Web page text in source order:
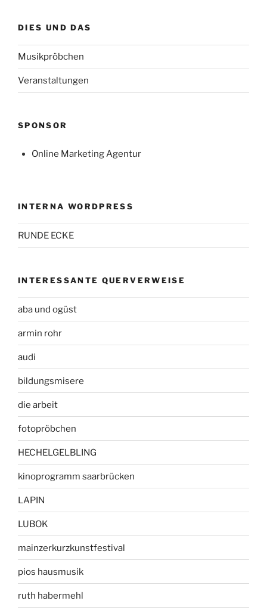
DIES UND DAS
Musikpröbchen
Veranstaltungen
SPONSOR
Online Marketing Agentur
INTERNA WORDPRESS
RUNDE ECKE
INTERESSANTE QUERVERWEISE
aba und ogüst
armin rohr
audi
bildungsmisere
die arbeit
fotopröbchen
HECHELGELBLING
kinoprogramm saarbrücken
LAPIN
LUBOK
mainzerkurzkunstfestival
pios hausmusik
ruth habermehl